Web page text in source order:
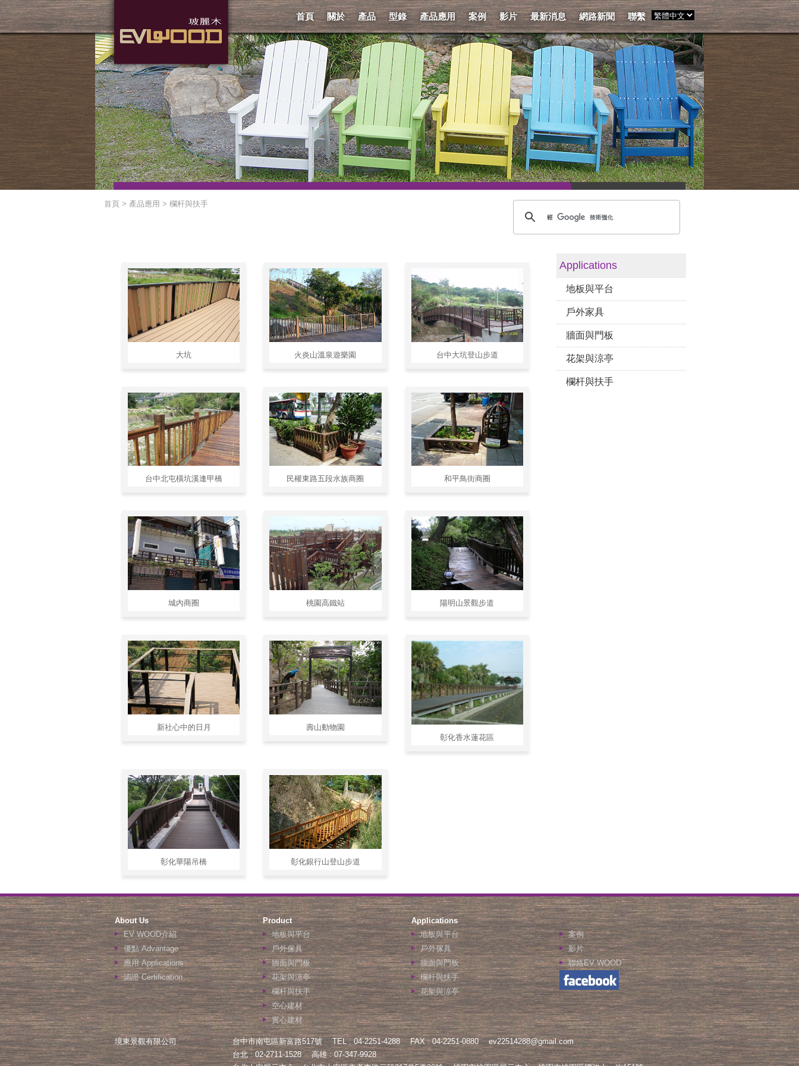
首頁 關於 產品 型錄 產品應用 案例 影片 最新消息 網路新聞 聯繫
首頁 > 產品應用 > 欄杆與扶手
大坑 火炎山溫泉遊樂園 台中大坑登山步道
台中北屯橫坑溪逢甲橋 民權東路五段水族商圈 和平鳥街商圈
城內商圈 桃園高鐵站 陽明山景觀步道
新社心中的日月
壽山動物園
彰化香水蓮花區
彰化華陽吊橋 彰化銀行山登山步道
Applications
地板與平台
戶外家具
牆面與門板
花架與涼亭
欄杆與扶手
About Us
EV WOOD介紹
優點 Advantage
應用 Applications
認證 Certification
Product
地板與平台
戶外傢具
牆面與門板
花架與涼亭
欄杆與扶手
空心建材
實心建材
Applications
地板與平台
戶外傢具
牆面與門板
欄杆與扶手
花架與涼亭
案例
影片
聯絡EV WOOD
境東景觀有限公司 台中市南屯區新富路517號 TEL : 04-2251-4288 FAX : 04-2251-0880
ev22514288@gmail.com
台北 : 02-2711-1528
高雄 : 07-347-9928